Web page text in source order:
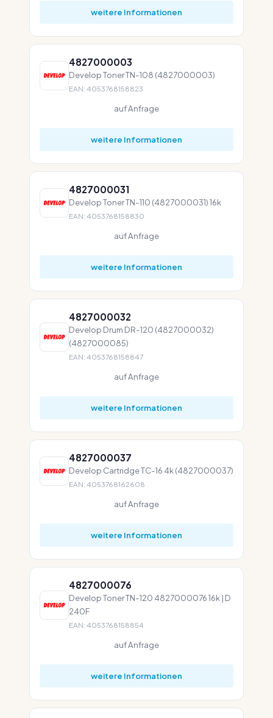
weitere Informationen
4827000003
Develop Toner TN-108 (4827000003)
EAN: 4053768158823
auf Anfrage
weitere Informationen
4827000031
Develop Toner TN-110 (4827000031) 16k
EAN: 4053768158830
auf Anfrage
weitere Informationen
4827000032
Develop Drum DR-120 (4827000032)
(4827000085)
EAN: 4053768158847
auf Anfrage
weitere Informationen
4827000037
Develop Cartridge TC-16 4k (4827000037)
EAN: 4053768162608
auf Anfrage
weitere Informationen
4827000076
Develop Toner TN-120 4827000076 16k | D
240F
EAN: 4053768158854
auf Anfrage
weitere Informationen